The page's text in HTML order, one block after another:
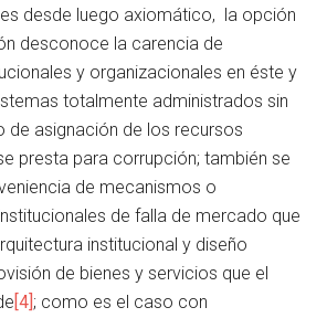
desde luego axiomático, la opción
desconoce la carencia de
y organizacionales en éste y
totalmente administrados sin
de asignación de los recursos
presta para corrupción; también se
de mecanismos o
de falla de mercado que
institucional y diseño
de bienes y servicios que el
[4]; como es el caso con